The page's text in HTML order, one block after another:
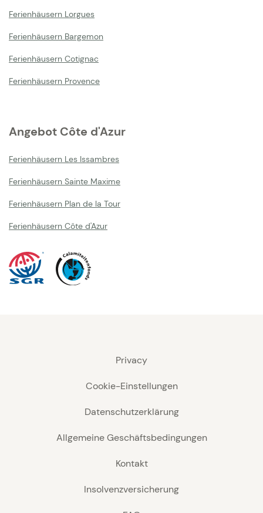
Ferienhäusern Lorgues
Ferienhäusern Bargemon
Ferienhäusern Cotignac
Ferienhäusern Provence
Angebot Côte d'Azur
Ferienhäusern Les Issambres
Ferienhäusern Sainte Maxime
Ferienhäusern Plan de la Tour
Ferienhäusern Côte d'Azur
Privacy
Cookie-Einstellungen
Datenschutzerklärung
Allgemeine Geschäftsbedingungen
Kontakt
Insolvenzversicherung